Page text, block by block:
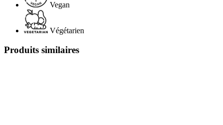
Vegan
Végétarien
Produits similaires